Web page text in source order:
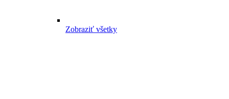
Zobraziť všetky